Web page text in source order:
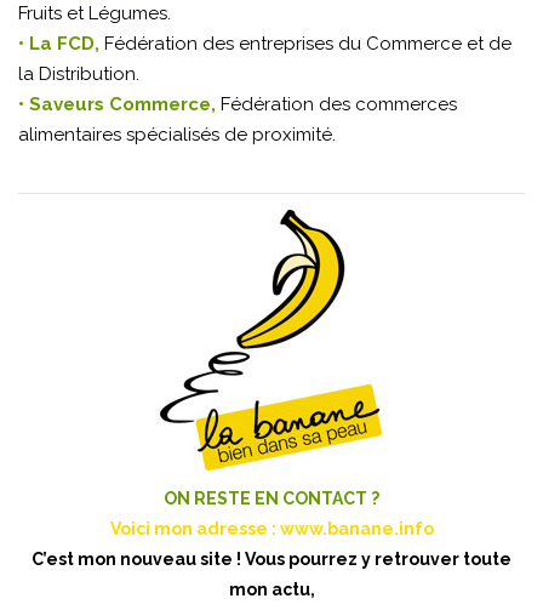
Fruits et Légumes.
• La FCD, Fédération des entreprises du Commerce et de
la Distribution.
• Saveurs Commerce, Fédération des commerces
alimentaires spécialisés de proximité.
ON RESTE EN CONTACT ?
Voici mon adresse : www.banane.info
C’est mon nouveau site ! Vous pourrez y retrouver toute
mon actu,